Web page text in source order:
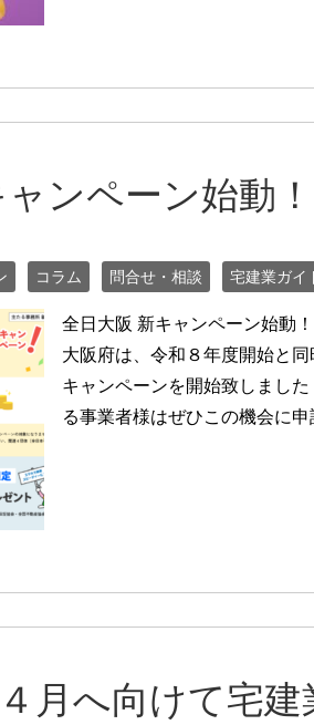
ンペーン始動！
コラム 問合せ・相談 宅建業ガイ
全日大阪 新キャンペーン始動
大阪府は、令和８年度開始と
キャンペーンを開始致しまし
る事業者様はぜひこの機会に
月へ向けて宅建